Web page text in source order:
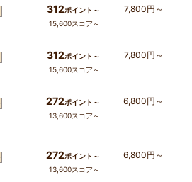
312ポイント～
15,600スコア～
7,800円～
312ポイント～
15,600スコア～
7,800円～
272ポイント～
13,600スコア～
6,800円～
272ポイント～
13,600スコア～
6,800円～